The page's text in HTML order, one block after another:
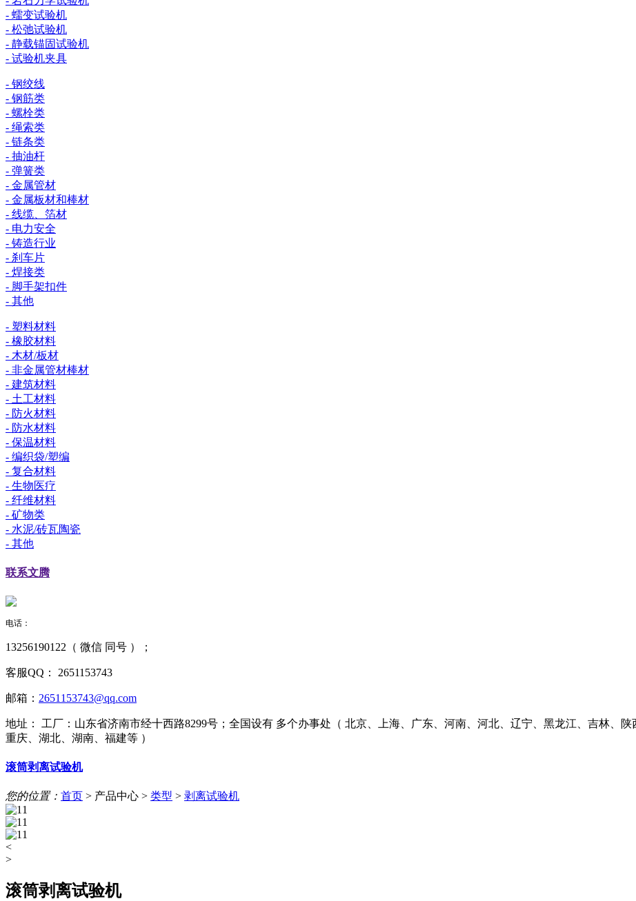
- 蠕变试验机
- 松弛试验机
- 静载锚固试验机
- 试验机夹具
- 钢绞线
- 钢筋类
- 螺栓类
- 绳索类
- 链条类
- 抽油杆
- 弹簧类
- 金属管材
- 金属板材和棒材
- 线缆、箔材
- 电力安全
- 铸造行业
- 刹车片
- 焊接类
- 脚手架扣件
- 其他
- 塑料材料
- 橡胶材料
- 木材/板材
- 非金属管材棒材
- 建筑材料
- 土工材料
- 防火材料
- 防水材料
- 保温材料
- 编织袋/塑编
- 复合材料
- 生物医疗
- 纤维材料
- 矿物类
- 水泥/砖瓦陶瓷
- 其他
联系文腾
电话：
13256190122（ 微信 同号 ）；
客服QQ： 2651153743
邮箱： 2651153743@qq.com
地址：
工厂：山东省济南市经十西路8299号；全国设有 多个办事处（ 北京、上海、广东、河南、河北、辽宁、黑龙江、吉林、
重庆、湖北、湖南、福建等 ）
滚筒剥离试验机
您的位置： 首页 > 产品中心 > 类型 > 剥离试验机
<
>
滚筒剥离试验机